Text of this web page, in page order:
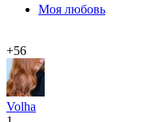
Моя любовь
+56
Volha